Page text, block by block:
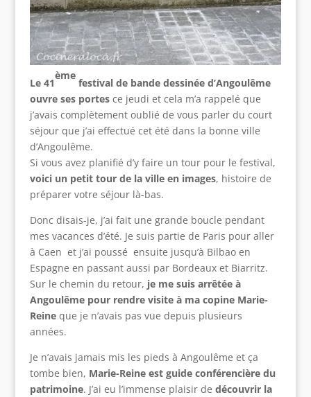
Le 41
ème
festival de bande dessinée d’Angoulême
ouvre ses portesce jeudi et cela m’a rappelé que
j’avais complètement oublié de vous parler du court
séjour que j’ai effectué cet été dans la bonne ville
d’Angoulême.
Si vous avez planifié d’y faire un tour pour le festival,
voici un petit tour de la ville en images, histoire de
préparer votre séjour là-bas.
Donc disais-je, j’ai fait une grande boucle pendant
mes vacances d’été. Je suis partie de Paris pour aller
à Caen et j’ai poussé ensuite jusqu’à Bilbao en
Espagne en passant aussi par Bordeaux et Biarritz.
Sur le chemin du retour, je me suis arrêtée à
Angoulême pour rendre visite à ma copine Marie-
Reineque je n’avais pas vue depuis plusieurs
années.
Je n’avais jamais mis les pieds à Angoulême et ça
tombe bien, Marie-Reine est guide conférencière du
patrimoine. J’ai eu l’immense plaisir de découvrir la